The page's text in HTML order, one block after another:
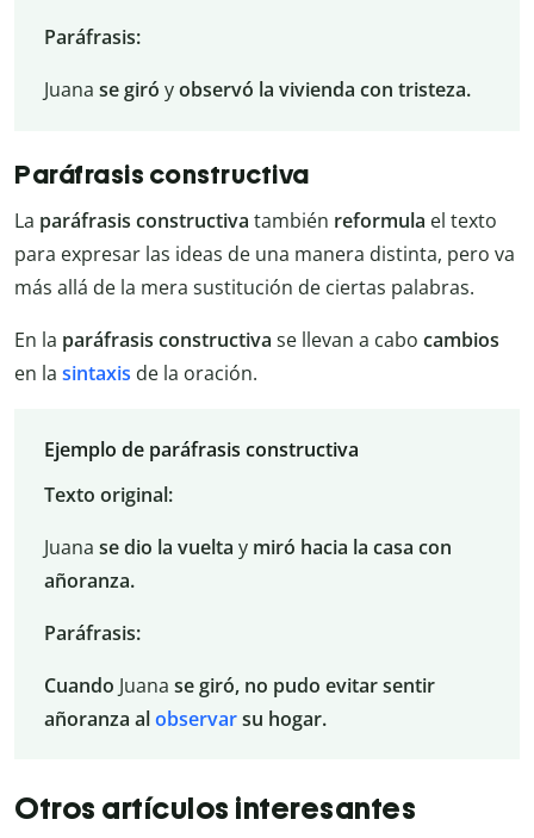
Paráfrasis:
Juana se giró yobservó la vivienda con tristeza.
Paráfrasis constructiva
La paráfrasis constructiva también reformula el texto
para expresar las ideas de una manera distinta, pero va
más allá de la mera sustitución de ciertas palabras.
En la paráfrasis constructiva se llevan a cabo cambios
en la sintaxis de la oración.
Ejemplo de paráfrasis constructiva
Texto original:
Juana se dio la vuelta ymiró hacia la casa con
añoranza.
Paráfrasis:
Cuando Juana se giró, no pudo evitar sentir
añoranza alobservarsu hogar.
Otros artículos interesantes